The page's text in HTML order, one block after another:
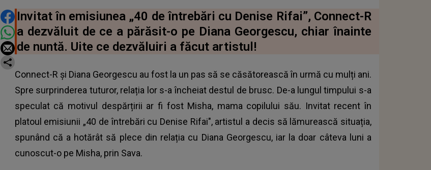
DISTRIBUIE ARTICOLUL
Invitat în emisiunea „40 de întrebări cu Denise Rifai”, Connect-R
a dezvăluit de ce a părăsit-o pe Diana Georgescu, chiar înainte
de nuntă. Uite ce dezvăluiri a făcut artistul!
Connect-R și Diana Georgescu au fost la un pas să se căsătorească în urmă cu mulți ani.
Spre surprinderea tuturor, relația lor s-a încheiat destul de brusc. De-a lungul timpului s-a
speculat că motivul despărțirii ar fi fost Misha, mama copilului său. Invitat recent în
platoul emisiunii „40 de întrebări cu Denise Rifai", artistul a decis să lămurească situația,
spunând că a hotărât să plece din relația cu Diana Georgescu, iar la doar câteva luni a
cunoscut-o pe Misha, prin Sava.